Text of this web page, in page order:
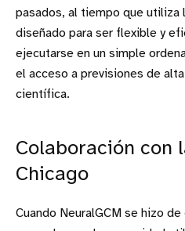
pasados, al tiempo que utiliza
diseñado para ser flexible y
ejecutarse en un simple
el acceso a previsiones de
científica.
Colaboración con
Chicago
Cuando NeuralGCM se hizo